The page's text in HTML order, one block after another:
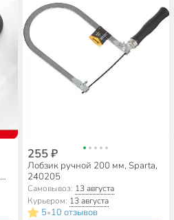
255 ₽
Лобзик ручной 200 мм, Sparta,
240205
Самовывоз: 13 августа
Курьером: 13 августа
5•10 отзывов